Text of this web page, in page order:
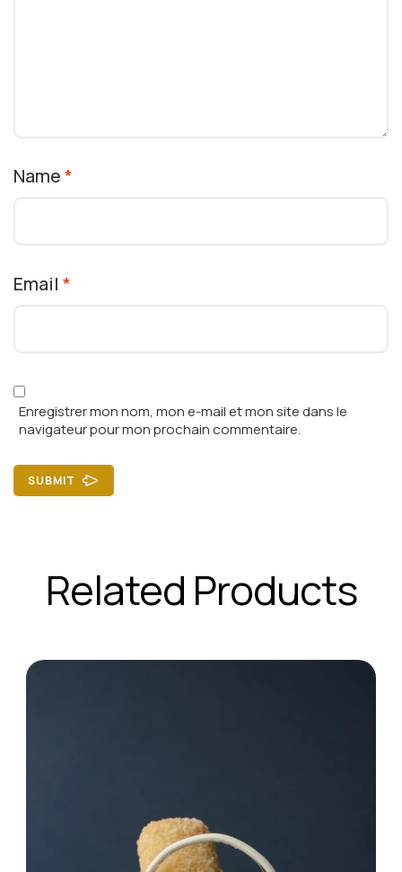
Name*
Email *
Enregistrer mon nom, mon e-mail et mon site dans le
navigateur pour mon prochain commentaire.
SUBMIT
Related Products